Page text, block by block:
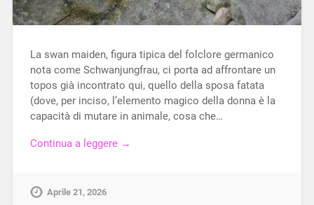
La swan maiden, figura tipica del folclore germanico
nota come Schwanjungfrau, ci porta ad affrontare un
topos già incontrato qui, quello della sposa fatata
(dove, per inciso, l’elemento magico della donna è la
capacità di mutare in animale, cosa che…
Continua a leggere →
Aprile 21, 2026